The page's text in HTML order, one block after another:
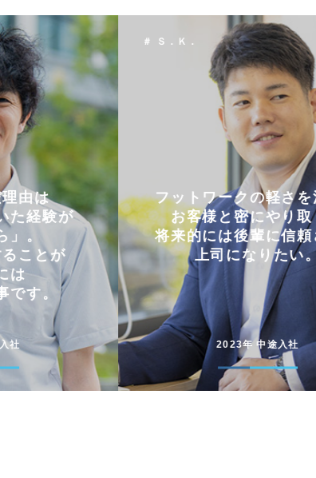
を活かし
取り。
頼される
い。
社
＃ Ｔ．Ｈ．
仕事とプライベー
両立できる会社
コミュニケーションを
円滑に仕事を進めて
2022年 新卒入社